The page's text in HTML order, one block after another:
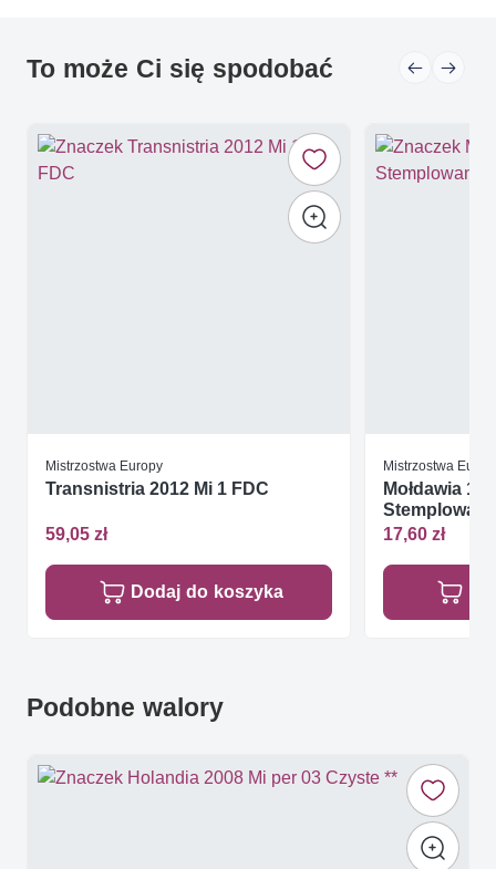
To może Ci się spodobać
Mistrzostwa Europy
Transnistria 2012 Mi 1 FDC
59,05 zł
Dodaj do koszyka
Mistrzostwa
Mołdawia
17,60 zł
Podobne walory